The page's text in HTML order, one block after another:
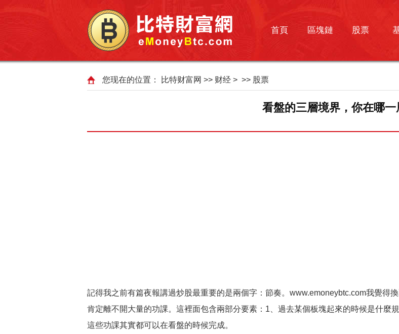
首頁 區塊鏈 股票
您现在的位置： 比特财富网 >> 财经 > >> 股票
看盤的三層境界，你在哪一
記得我之前有篇夜報講過炒股最重要的是兩個字：節奏。www.emoneybtc.com我覺得
肯定離不開大量的功課。這裡面包含兩部分要素：1、過去某個板塊起來的時候是什麼
這些功課其實都可以在看盤的時候完成。